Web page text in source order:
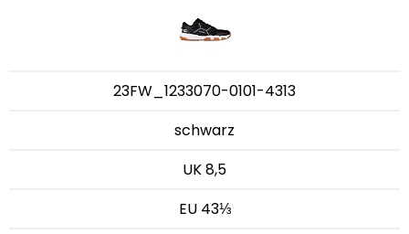
23FW_1233070-0101-4313
schwarz
UK 8,5
EU 43⅓